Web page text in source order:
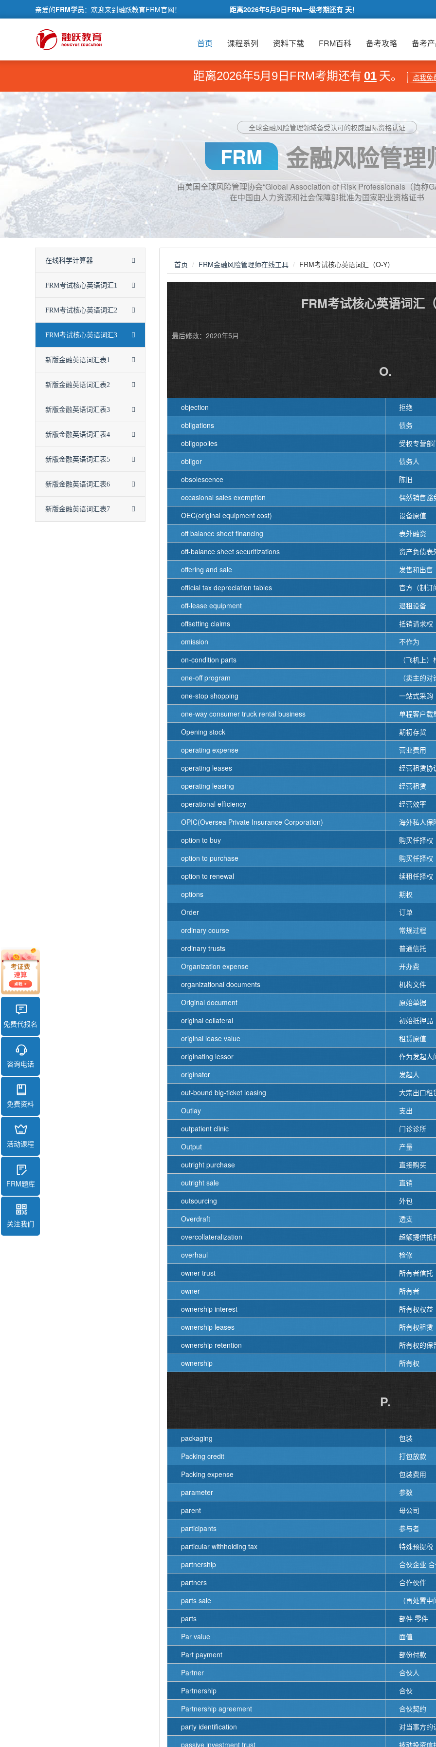
亲爱的FRM学员：欢迎来到融跃教育FRM官网！ 距离2026年5月9日FRM一级考期还有 天！
首页 课程系列 资料下载 FRM百科 备考攻略 备考
距离2026年5月9日FRM考期还有 01 天。 点我免
全球金融风险管理领域备受认可的权威国际资格认证
FRM 金融风险管理
由美国全球风险管理协会“Global Association of Risk Professionals（简称
在中国由人力资源和社会保障部批准为国家职业资格证书
在线科学计算器
FRM考试核心英语词汇1
FRM考试核心英语词汇2
FRM考试核心英语词汇3
新版金融英语词汇表1
新版金融英语词汇表2
新版金融英语词汇表3
新版金融英语词汇表4
新版金融英语词汇表5
新版金融英语词汇表6
新版金融英语词汇表7
首页 FRM金融风险管理师在线工具 FRM考试核心英语词汇（O-Y）
FRM考试核心英语词汇
最后修改：2020年5月
O.
objection
拒绝
obligations
债务
obligopolies
受权专营部
obligor
债务人
obsolescence
陈旧
occasional sales exemption
偶然销售豁
OEC(original equipment cost)
设备原值
off balance sheet financing
表外融资
off-balance sheet securitizations
资产负债表
offering and sale
发售和出售
official tax depreciation tables
官方（制订
off-lease equipment
退租设备
offsetting claims
抵销请求权
omission
不作为
on-condition parts
（飞机上
one-off program
（卖主的
one-stop shopping
一站式采购
one-way consumer truck rental business
单程客户载
Opening stock
期初存货
operating expense
营业费用
operating leases
经营租赁协
operating leasing
经营租赁
operational efficiency
经营效率
OPIC(Oversea Private Insurance Corporation)
海外私人保
option to buy
购买任择权
option to purchase
购买任择权
option to renewal
续租任择权
options
期权
Order
订单
ordinary course
常规过程
ordinary trusts
普通信托
Organization expense
开办费
organizational documents
机构文件
Original document
原始单据
original collateral
初始抵押品
original lease value
租赁原值
originating lessor
作为发起人
originator
发起人
out-bound big-ticket leasing
大宗出口租
Outlay
支出
outpatient clinic
门诊诊所
Output
产量
outright purchase
直接购买
outright sale
直销
outsourcing
外包
Overdraft
透支
overcollateralization
超额提供抵
overhaul
检修
owner trust
所有者信托
owner
所有者
ownership interest
所有权权益
ownership leases
所有权租赁
ownership retention
所有权的保
ownership
所有权
P.
packaging
包装
Packing credit
打包放款
Packing expense
包装费用
parameter
参数
parent
母公司
participants
参与者
particular withholding tax
特殊预提税
partnership
合伙企业
partners
合作伙伴
parts sale
（再处置
parts
部件 零件
Par value
面值
Part payment
部份付款
Partner
合伙人
Partnership
合伙
Partnership agreement
合伙契约
party identification
对当事方的
passive investment trust
被动投资信
免费代报名
咨询电话
免费资料
活动课程
FRM题库
关注我们